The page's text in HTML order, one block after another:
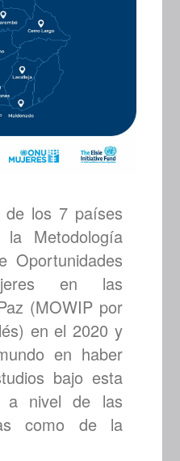
de los 7 países
la Metodología
Oportunidades
en las
(MOWIP por
en el 2020 y
en haber
bajo esta
a nivel de las
como de la